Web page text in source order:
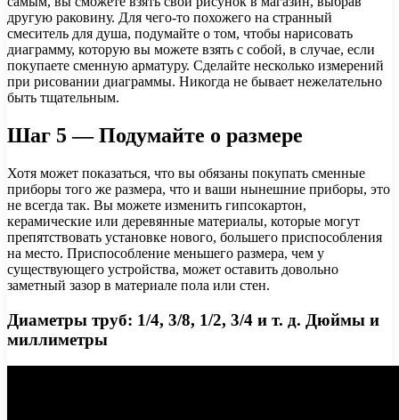
другую раковину. Для чего-то похожего на странный
смеситель для душа, подумайте о том, чтобы нарисовать
диаграмму, которую вы можете взять с собой, в случае, если
покупаете сменную арматуру. Сделайте несколько измерений
при рисовании диаграммы. Никогда не бывает нежелательно
быть тщательным.
Шаг 5 — Подумайте о размере
Хотя может показаться, что вы обязаны покупать сменные
приборы того же размера, что и ваши нынешние приборы, это
не всегда так. Вы можете изменить гипсокартон,
керамические или деревянные материалы, которые могут
препятствовать установке нового, большего приспособления
на место. Приспособление меньшего размера, чем у
существующего устройства, может оставить довольно
заметный зазор в материале пола или стен.
Диаметры труб: 1/4, 3/8, 1/2, 3/4 и т. д. Дюймы и
миллиметры